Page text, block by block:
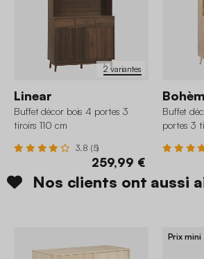
2 variantes
Linear
Buffet décor bois 4 portes 3
tiroirs 110 cm
3.8 (5)
259,99 €
Buffet
portes 3
Nos clients ont aussi
Prix mini